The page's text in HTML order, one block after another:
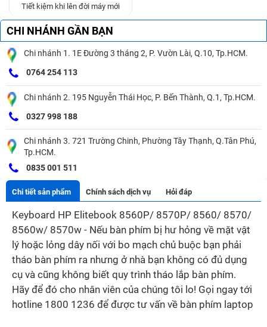
Tiết kiệm khi lên đời máy mới
CHI NHÁNH GẦN BẠN
Chi nhánh 1. 1E Đường 3 tháng 2, P. Vườn Lài, Q.10, Tp.HCM.
0764 254 113
Chi nhánh 2. 195 Nguyễn Thái Học, P. Bến Thành, Q.1, Tp.HCM.
0327 998 188
Chi nhánh 3. 721 Trường Chinh, Phường Tây Thạnh, Q.Tân Phú,
Tp.HCM.
0835 001 511
Chi tiết sản phẩm Chính sách dịch vụ Hỏi đáp
Keyboard HP Elitebook 8560P/ 8570P/ 8560/ 8570/
8560w/ 8570w - Nếu bàn phím bị hư hỏng về mặt vật
lý hoặc lỏng dây nối với bo mạch chủ buộc bạn phải
tháo bàn phím ra nhưng ở nhà bạn không có đủ dụng
cụ và cũng không biết quy trình tháo lắp bàn phím.
Hãy để đó cho nhân viên của chúng tôi lo! Gọi ngay tới
hotline 1800 1236 để được tư vấn về bàn phím laptop